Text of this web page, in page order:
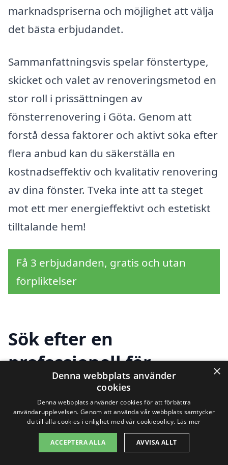
marknadspriserna och möjlighet att välja
det bästa erbjudandet.
Sammanfattningsvis spelar fönstertype,
skicket och valet av renoveringsmetod en
stor roll i prissättningen av
fönsterrenovering i Göta. Genom att
förstå dessa faktorer och aktivt söka efter
flera anbud kan du säkerställa en
kostnadseffektiv och kvalitativ renovering
av dina fönster. Tveka inte att ta steget
mot ett mer energieffektivt och estetiskt
tilltalande hem!
Få 3 erbjudanden, gratis och utan
förpliktelser
Sök efter en
professionell för
renovera fönster i
andra städer nära Göta
Att renovera fönster i Göta kan vara en
×
Denna webbplats använder
cookies
Denna webbplats använder cookies för att förbättra
användarupplevelsen. Genom att använda vår webbplats samtycker
du till alla cookies i enlighet med vår cookiepolicy. Läs mer
ACCEPTERA ALLA AVVISA ALLT